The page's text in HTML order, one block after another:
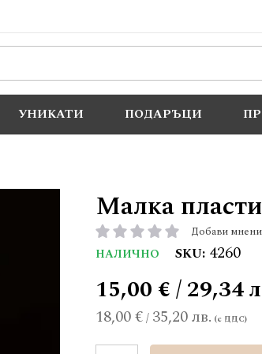
УНИКАТИ ПОДАРЪЦИ
Малка
рейтинг: Добави
НАЛИЧНО SKU 4260
18,00 €/ 35,20 лв.
15,00 € / 29,34